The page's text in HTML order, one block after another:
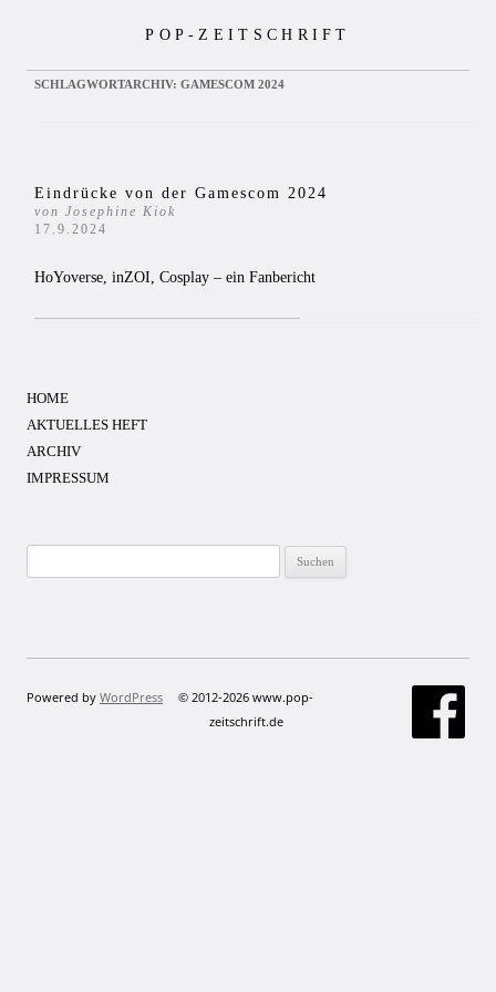
POP-ZEITSCHRIFT
SCHLAGWORTARCHIV: GAMESCOM 2024
Eindrücke von der Gamescom 2024
von Josephine Kiok
17.9.2024
HoYoverse, inZOI, Cosplay – ein Fanbericht
HOME
AKTUELLES HEFT
ARCHIV
IMPRESSUM
nach:
Powered by WordPress
© 2012-2026 www.pop-
zeitschrift.de